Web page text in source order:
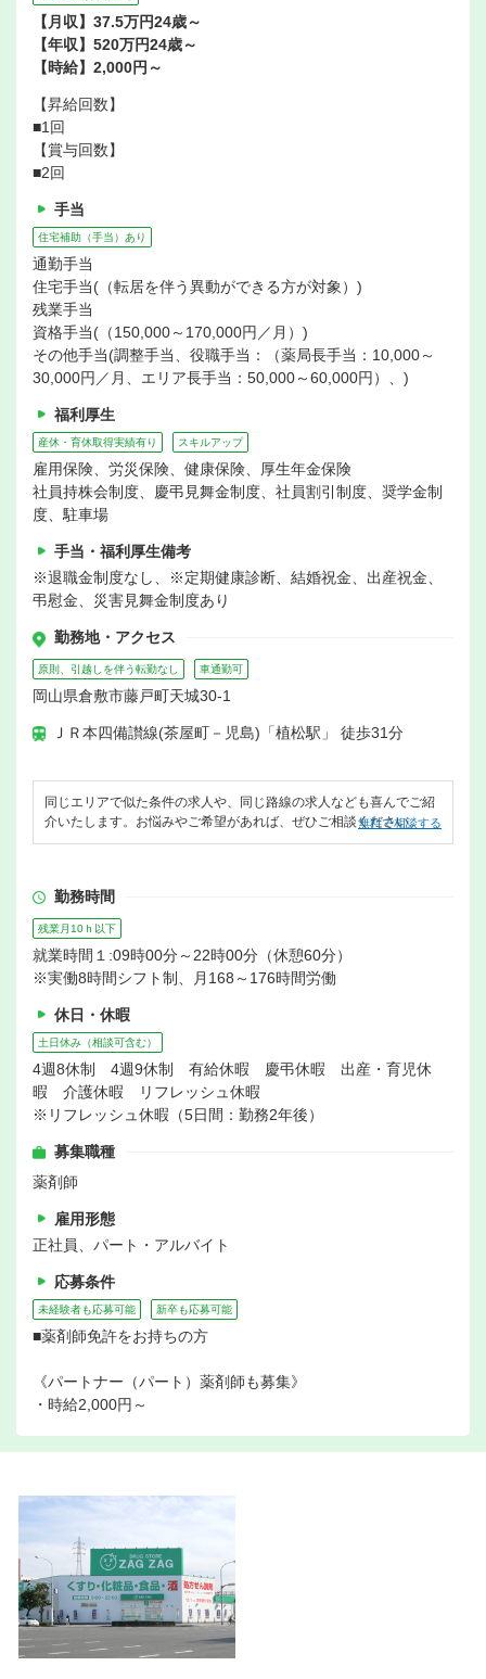
【月収】37.5万円24歳～
【年収】520万円24歳～
【時給】2,000円～
【昇給回数】
■1回
【賞与回数】
■2回
手当
住宅補助（手当）あり
通勤手当
住宅手当(（転居を伴う異動ができる方が対象）)
残業手当
資格手当(（150,000～170,000円／月）)
その他手当(調整手当、役職手当：（薬局長手当：10,000～
30,000円／月、エリア長手当：50,000～60,000円）、)
福利厚生
産休・育休取得実績有り スキルアップ
雇用保険、労災保険、健康保険、厚生年金保険
社員持株会制度、慶弔見舞金制度、社員割引制度、奨学金制
度、駐車場
手当・福利厚生備考
※退職金制度なし、※定期健康診断、結婚祝金、出産祝金、
弔慰金、災害見舞金制度あり
勤務地・アクセス
原則、引越しを伴う転勤なし 車通勤可
岡山県倉敷市藤戸町天城30-1
ＪＲ本四備讃線(茶屋町－児島)「植松駅」 徒歩31分
同じエリアで似た条件の求人や、同じ路線の求人なども喜んでご紹
介いたします。お悩みやご希望があれば、ぜひご相談ください。
無料で相談する
勤務時間
残業月10ｈ以下
就業時間１:09時00分～22時00分（休憩60分）
※実働8時間シフト制、月168～176時間労働
休日・休暇
土日休み（相談可含む）
4週8休制 4週9休制 有給休暇 慶弔休暇 出産・育児休
暇 介護休暇 リフレッシュ休暇
※リフレッシュ休暇（5日間：勤務2年後）
募集職種
薬剤師
雇用形態
正社員、パート・アルバイト
応募条件
未経験者も応募可能 新卒も応募可能
■薬剤師免許をお持ちの方
《パートナー（パート）薬剤師も募集》
・時給2,000円～